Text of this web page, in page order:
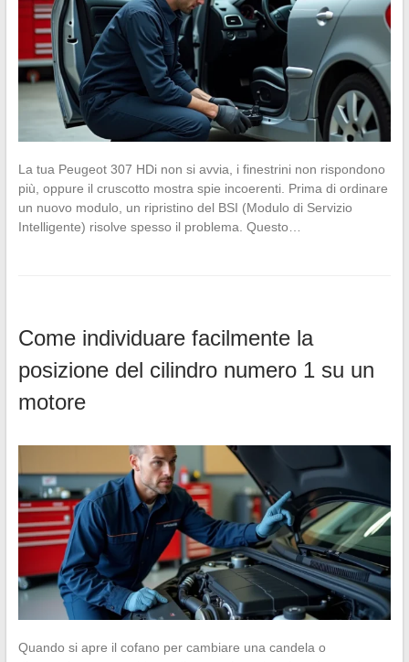
La tua Peugeot 307 HDi non si avvia, i finestrini non rispondono
più, oppure il cruscotto mostra spie incoerenti. Prima di ordinare
un nuovo modulo, un ripristino del BSI (Modulo di Servizio
Intelligente) risolve spesso il problema. Questo…
Come individuare facilmente la
posizione del cilindro numero 1 su un
motore
Quando si apre il cofano per cambiare una candela o